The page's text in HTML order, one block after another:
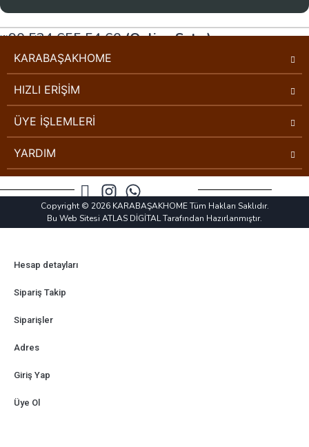
+90 534 655 54 60(Online Satış)
Müşteri Hizmetleri
KARABAŞAKHOME
HIZLI ERİŞİM
ÜYE İŞLEMLERİ
YARDIM
Copyright © 2026 KARABAŞAKHOME Tüm Hakları Saklıdır.
Bu Web Sitesi ATLAS DİGİTAL Tarafından Hazırlanmıştır.
Hesap detayları
Sipariş Takip
Siparişler
Adres
Giriş Yap
Üye Ol